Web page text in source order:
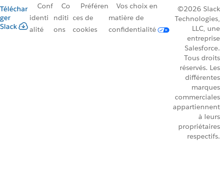
Téléchar
ger
Slack
Conf
identi
alité
Co
nditi
ons
Préféren
ces de
cookies
Vos choix en
matière de
confidentialité
©2026 Slack
Technologies,
LLC, une
entreprise
Salesforce.
Tous droits
réservés. Les
différentes
marques
commerciales
appartiennent
à leurs
propriétaires
respectifs.